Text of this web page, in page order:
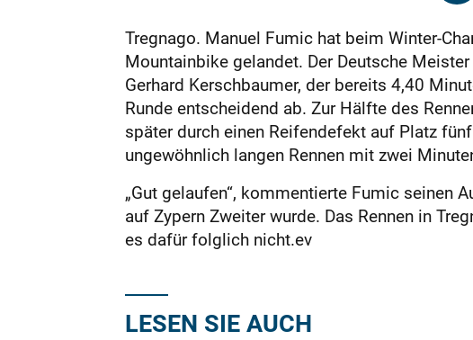
Tregnago. Manuel Fumic hat beim Winter-
Mountainbike gelandet. Der Deutsche
Gerhard Kerschbaumer, der bereits 4,40
Runde entscheidend ab. Zur Hälfte des
später durch einen Reifendefekt auf Platz
ungewöhnlich langen Rennen mit zwei
„Gut gelaufen“, kommentierte Fu­mic seinen
auf Zypern Zweiter wurde. Das Rennen in
es dafür folglich nicht.ev
LESEN SIE AUCH